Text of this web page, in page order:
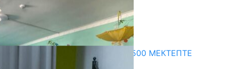
Комментарийлер
Акыркы жаңылыктар
ПРЕЗИДЕНТТИН ЖАРЛЫГЫ: 500 МЕКТЕПТЕ
ШАХМАТ ИЙРИМИ АЧЫЛАТ